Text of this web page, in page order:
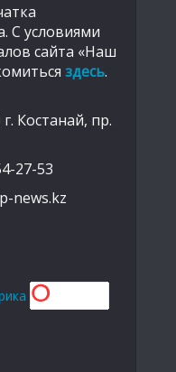
С условиями
сайта «Наш
здесь.
г. Костанай, пр.
27-53
news.kz